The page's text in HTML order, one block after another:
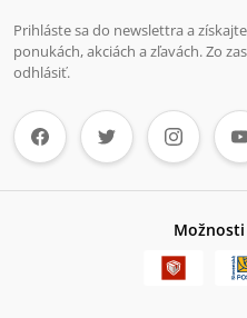
Prihláste sa do newslettra a
ponukách, akciách a zľavách. Zo
odhlásiť.